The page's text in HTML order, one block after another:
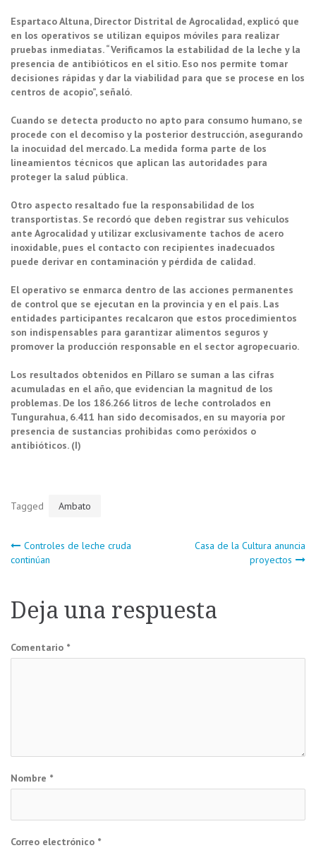
Espartaco Altuna, Director Distrital de Agrocalidad, explicó que
en los operativos se utilizan equipos móviles para realizar
pruebas inmediatas. “Verificamos la estabilidad de la leche y la
presencia de antibióticos en el sitio. Eso nos permite tomar
decisiones rápidas y dar la viabilidad para que se procese en los
centros de acopio”, señaló.
Cuando se detecta producto no apto para consumo humano, se
procede con el decomiso y la posterior destrucción, asegurando
la inocuidad del mercado. La medida forma parte de los
lineamientos técnicos que aplican las autoridades para
proteger la salud pública.
Otro aspecto resaltado fue la responsabilidad de los
transportistas. Se recordó que deben registrar sus vehículos
ante Agrocalidad y utilizar exclusivamente tachos de acero
inoxidable, pues el contacto con recipientes inadecuados
puede derivar en contaminación y pérdida de calidad.
El operativo se enmarca dentro de las acciones permanentes
de control que se ejecutan en la provincia y en el país. Las
entidades participantes recalcaron que estos procedimientos
son indispensables para garantizar alimentos seguros y
promover la producción responsable en el sector agropecuario.
Los resultados obtenidos en Píllaro se suman a las cifras
acumuladas en el año, que evidencian la magnitud de los
problemas. De los 186.266 litros de leche controlados en
Tungurahua, 6.411 han sido decomisados, en su mayoría por
presencia de sustancias prohibidas como peróxidos o
antibióticos. (I)
Tagged Ambato
Navegación
entradas
Controles de leche cruda
continúan
Casa de la Cultura anuncia
proyectos
Deja una respuesta
Comentario *
Nombre *
Correo electrónico *